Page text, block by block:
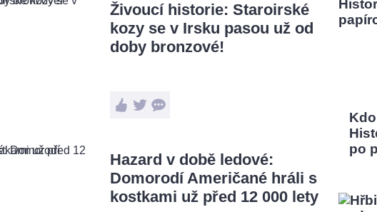
Živoucí historie: Staroirské
kozy se v Irsku pasou už od
doby bronzové!
Hazard v době ledové:
Domorodí Američané hráli s
kostkami už před 12 000 lety
po